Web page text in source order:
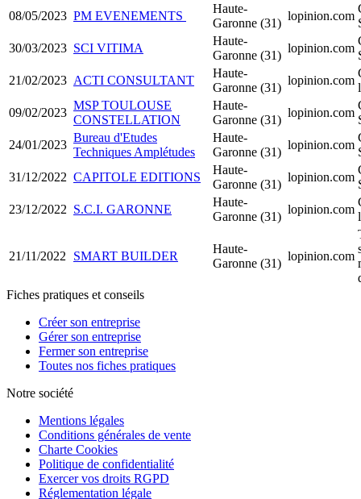
08/05/2023 PM EVENEMENTS
Haute-
Garonne (31)
lopinion.com
30/03/2023 SCI VITIMA
Haute-
Garonne (31)
lopinion.com
21/02/2023 ACTI CONSULTANT
Haute-
Garonne (31)
lopinion.com
09/02/2023
MSP TOULOUSE
CONSTELLATION
Haute-
Garonne (31)
lopinion.com
24/01/2023
Bureau d'Etudes
Techniques Amplétudes
Haute-
Garonne (31)
lopinion.com
31/12/2022 CAPITOLE EDITIONS
Haute-
Garonne (31)
lopinion.com
23/12/2022 S.C.I. GARONNE
Haute-
Garonne (31)
lopinion.com
21/11/2022 SMART BUILDER
Haute-
Garonne (31)
lopinion.com
Fiches pratiques et conseils
Créer son entreprise
Gérer son entreprise
Fermer son entreprise
Toutes nos fiches pratiques
Notre société
Mentions légales
Conditions générales de vente
Charte Cookies
Politique de confidentialité
Exercer vos droits RGPD
Réglementation légale